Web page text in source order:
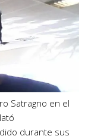
Satragno en el
durante sus